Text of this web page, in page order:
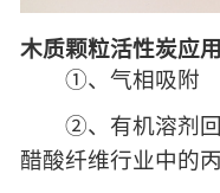
木质颗粒活性炭应
①、气相吸附
②、有机溶剂回
醋酸纤维行业中的